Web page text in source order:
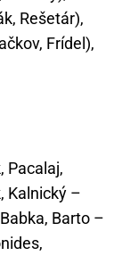
Rešetár),
Frídel),
Pacalaj,
Kalnický –
Barto –